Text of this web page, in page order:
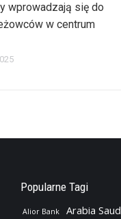
wprowadzają się do
w centrum
Popularne Tagi
Alior Bank Arabia